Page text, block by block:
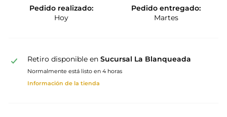
Pedido realizado:
Hoy
Pedido entregado:
Martes
Retiro disponible en Sucursal La Blanqueada
Normalmente está listo en 4 horas
Información de la tienda